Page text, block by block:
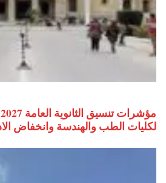
لكليات الطب والهندسة وانخفاض